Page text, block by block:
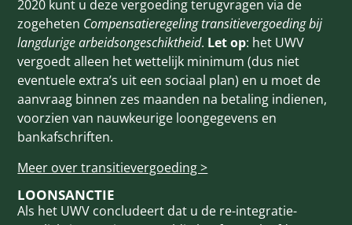
2020 kunt u deze vergoeding terug­vragen via de
zogeheten Compensatieregeling transitievergoeding bij
langdurige arbeids­ongeschiktheid. Let op: het UWV
vergoedt alleen het wettelijk minimum (dus niet
eventuele extra’s uit een sociaal plan) en u moet de
aanvraag binnen zes maanden na betaling indienen,
voorzien van nauwkeurige loon­gegevens en
bankafschriften.
Meer over transitievergoeding >
LOONSANCTIE
Als het UWV concludeert dat u de re-integratie­